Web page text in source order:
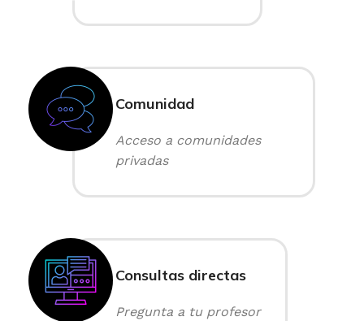
Comunidad
Acceso a comunidades
privadas
Consultas directas
Pregunta a tu profesor